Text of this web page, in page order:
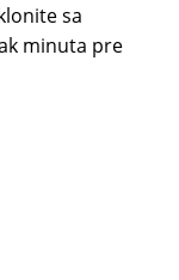
sa
minuta pre